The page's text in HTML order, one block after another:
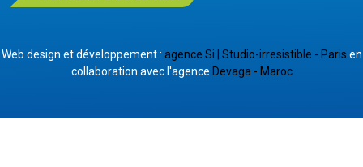
Web design et développement : agence Si | Studio-irresistible - Paris en
collaboration avec l'agence Devaga - Maroc